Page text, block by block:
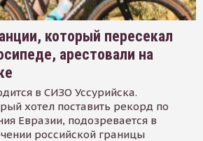
который пересекал
арестовали на
в СИЗО Уссурийска.
хотел поставить рекорд по
Евразии, подозревается в
российской границы